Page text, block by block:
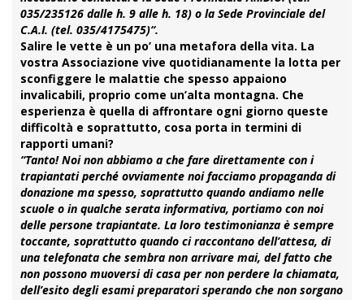
035/235126 dalle h. 9 alle h. 18) o la Sede Provinciale del
C.A.I. (tel. 035/4175475)“.
Salire le vette è un po’ una metafora della vita. La
vostra Associazione vive quotidianamente la lotta per
sconfiggere le malattie che spesso appaiono
invalicabili, proprio come un’alta montagna. Che
esperienza è quella di affrontare ogni giorno queste
difficoltà e soprattutto, cosa porta in termini di
rapporti umani?
“Tanto! Noi non abbiamo a che fare direttamente con i
trapiantati perché ovviamente noi facciamo propaganda di
donazione ma spesso, soprattutto quando andiamo nelle
scuole o in qualche serata informativa, portiamo con noi
delle persone trapiantate. La loro testimonianza è sempre
toccante, soprattutto quando ci raccontano dell’attesa, di
una telefonata che sembra non arrivare mai, del fatto che
non possono muoversi di casa per non perdere la chiamata,
dell’esito degli esami preparatori sperando che non sorgano